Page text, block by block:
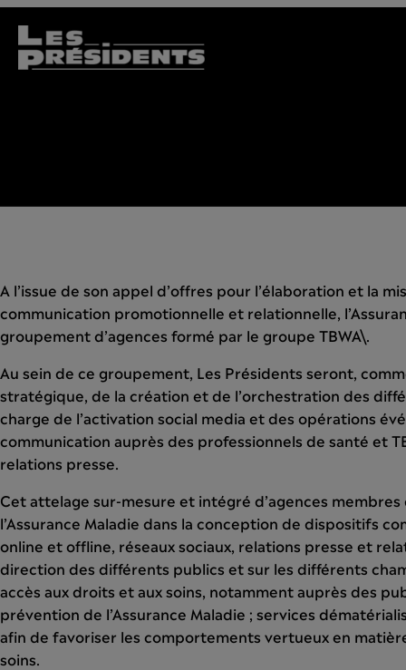
A l’issue de son appel d’offres pour l’élaboration et la
communication promotionnelle et relationnelle,
groupement d’agences formé par le groupe TBWA\.
Au sein de ce groupement, Les Présidents seront,
stratégique, de la création et de l’orchestration des
charge de l’activation social media et des opérations
communication auprès des professionnels de santé et
relations presse.
Cet attelage sur-mesure et intégré d’agences
l’Assurance Maladie dans la conception de dispositifs
online et offline, réseaux sociaux, relations presse et
direction des différents publics et sur les différents
accès aux droits et aux soins, notamment auprès des
prévention de l’Assurance Maladie ; services
afin de favoriser les comportements vertueux en
soins.